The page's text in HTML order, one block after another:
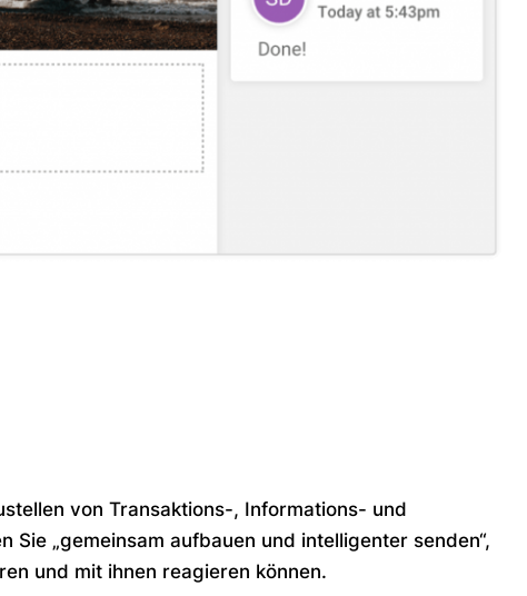
von Transaktions-, Informations- und
„gemeinsam aufbauen und intelligenter senden“,
und mit ihnen reagieren können.